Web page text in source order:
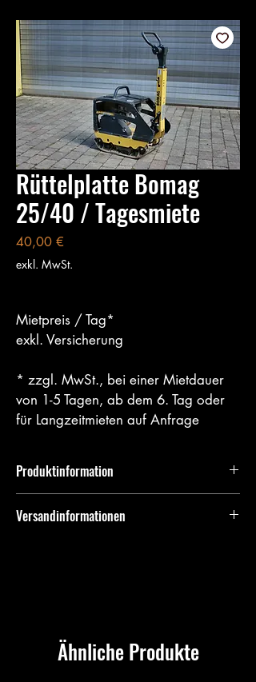
Rüttelplatte Bomag
25/40 / Tagesmiete
40,00 €
exkl. MwSt.
Mietpreis / Tag*
exkl. Versicherung
* zzgl. MwSt., bei einer Mietdauer
von 1-5 Tagen, ab dem 6. Tag oder
für Langzeitmieten auf Anfrage
Produktinformation
Breite: 40cm
Versandinformationen
Ähnliche Produkte